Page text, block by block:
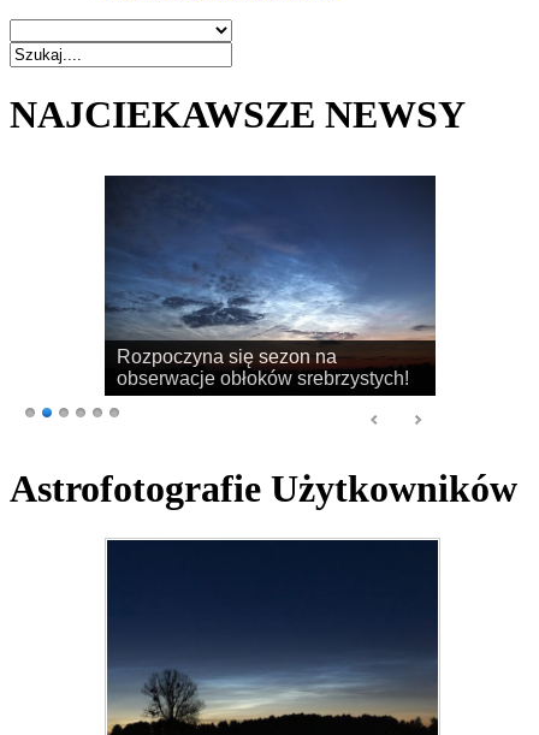
NAJCIEKAWSZE NEWSY
Rozpoczyna się sezon na
obserwacje obłoków srebrzystych!
Astrofotografie Użytkowników